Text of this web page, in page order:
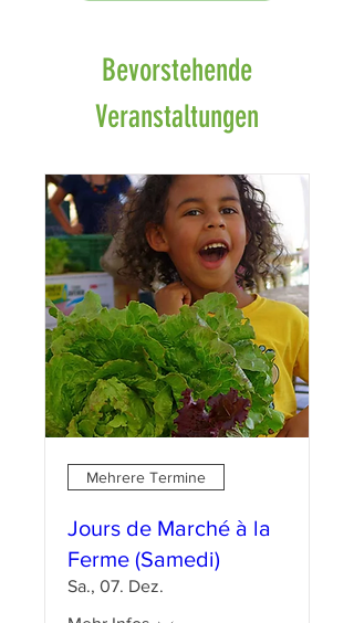
Bevorstehende
Veranstaltungen
Mehrere Termine
Jours de Marché à la
Ferme (Samedi)
Sa., 07. Dez.